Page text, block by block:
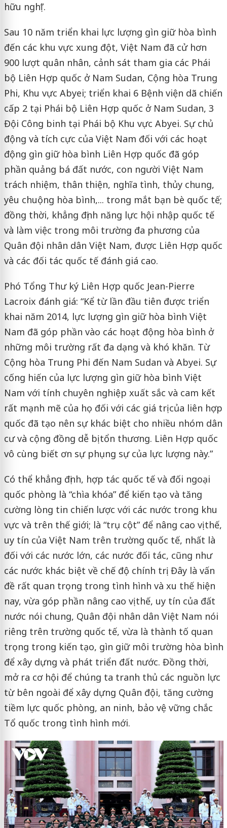
hữu nghị”.
Sau 10 năm triển khai lực lượng gìn giữ hòa bình
đến các khu vực xung đột, Việt Nam đã cử hơn
900 lượt quân nhân, cảnh sát tham gia các Phái
bộ Liên Hợp quốc ở Nam Sudan, Cộng hòa Trung
Phi, Khu vực Abyei; triển khai 6 Bệnh viện dã chiến
cấp 2 tại Phái bộ Liên Hợp quốc ở Nam Sudan, 3
Đội Công binh tại Phái bộ Khu vực Abyei. Sự chủ
động và tích cực của Việt Nam đối với các hoạt
động gìn giữ hòa bình Liên Hợp quốc đã góp
phần quảng bá đất nước, con người Việt Nam
trách nhiệm, thân thiện, nghĩa tình, thủy chung,
yêu chuộng hòa bình,... trong mắt bạn bè quốc tế;
đồng thời, khẳng định năng lực hội nhập quốc tế
và làm việc trong môi trường đa phương của
Quân đội nhân dân Việt Nam, được Liên Hợp quốc
và các đối tác quốc tế đánh giá cao.
Phó Tổng Thư ký Liên Hợp quốc Jean-Pierre
Lacroix đánh giá: “Kể từ lần đầu tiên được triển
khai năm 2014, lực lượng gìn giữ hòa bình Việt
Nam đã góp phần vào các hoạt động hòa bình ở
những môi trường rất đa dạng và khó khăn. Từ
Cộng hòa Trung Phi đến Nam Sudan và Abyei. Sự
cống hiến của lực lượng gìn giữ hòa bình Việt
Nam với tính chuyên nghiệp xuất sắc và cam kết
rất mạnh mẽ của họ đối với các giá trị của liên hợp
quốc đã tạo nên sự khác biệt cho nhiều nhóm dân
cư và cộng đồng dễ bị tổn thương. Liên Hợp quốc
vô cùng biết ơn sự phụng sự của lực lượng này.”
Có thể khẳng định, hợp tác quốc tế và đối ngoại
quốc phòng là “chìa khóa” để kiến tạo và tăng
cường lòng tin chiến lược với các nước trong khu
vực và trên thế giới; là “trụ cột” để nâng cao vị thế,
uy tín của Việt Nam trên trường quốc tế, nhất là
đối với các nước lớn, các nước đối tác, cũng như
các nước khác biệt về chế độ chính trị. Đây là vấn
đề rất quan trọng trong tình hình và xu thế hiện
nay, vừa góp phần nâng cao vị thế, uy tín của đất
nước nói chung, Quân đội nhân dân Việt Nam nói
riêng trên trường quốc tế, vừa là thành tố quan
trọng trong kiến tạo, gìn giữ môi trường hòa bình
để xây dựng và phát triển đất nước. Đồng thời,
mở ra cơ hội để chúng ta tranh thủ các nguồn lực
từ bên ngoài để xây dựng Quân đội, tăng cường
tiềm lực quốc phòng, an ninh, bảo vệ vững chắc
Tổ quốc trong tình hình mới.